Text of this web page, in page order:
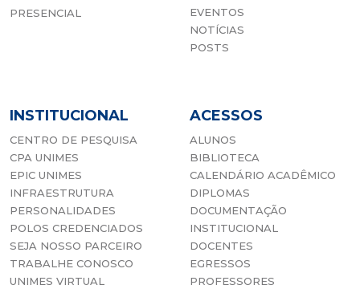
PRESENCIAL
EVENTOS
NOTÍCIAS
POSTS
INSTITUCIONAL
CENTRO DE PESQUISA
CPA UNIMES
EPIC UNIMES
INFRAESTRUTURA
PERSONALIDADES
POLOS CREDENCIADOS
SEJA NOSSO PARCEIRO
TRABALHE CONOSCO
UNIMES VIRTUAL
ACESSOS
ALUNOS
BIBLIOTECA
CALENDÁRIO ACADÊMICO
DIPLOMAS
DOCUMENTAÇÃO
INSTITUCIONAL
DOCENTES
EGRESSOS
PROFESSORES